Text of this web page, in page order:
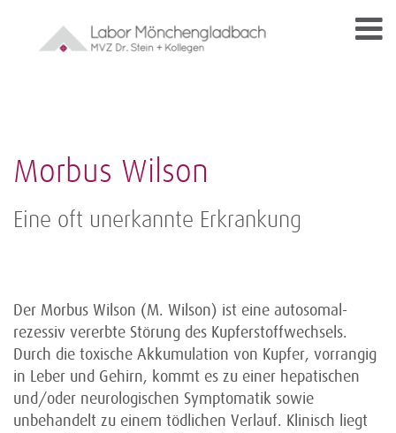
Morbus Wilson
Eine oft unerkannte Erkrankung
Der Morbus Wilson (M. Wilson) ist eine autosomal-
rezessiv vererbte Störung des Kupferstoffwechsels.
Durch die toxische Akkumulation von Kupfer, vorrangig
in Leber und Gehirn, kommt es zu einer hepatischen
und/oder neurologischen Symptomatik sowie
unbehandelt zu einem tödlichen Verlauf. Klinisch liegt